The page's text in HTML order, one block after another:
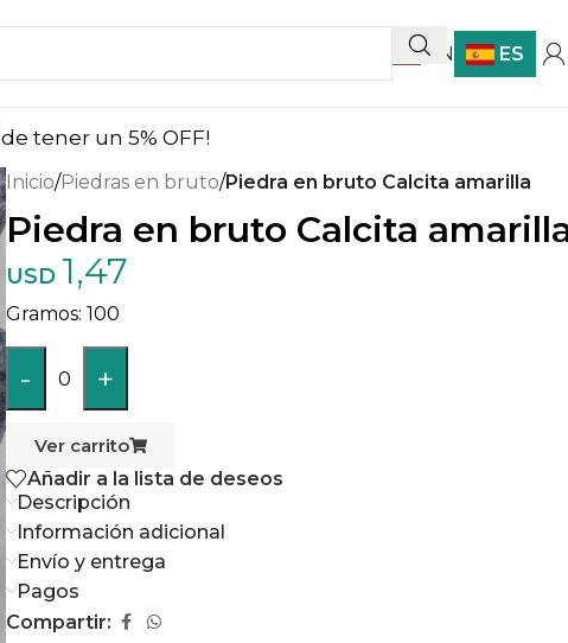
EN ES
de tener un 5% OFF!
Inicio/Piedras en bruto/Piedra en bruto Calcita amarilla
Piedra en bruto Calcita
USD 1,47
100
- 0 +
Ver carrito
Añadir a la lista de deseos
Descripción
Información adicional
Envío y entrega
Pagos
Compartir: